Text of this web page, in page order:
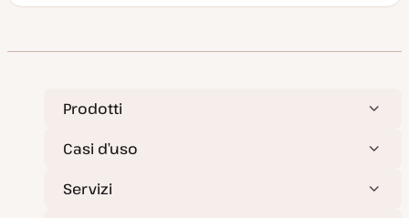
o
Prodotti
Casi d’uso
Servizi